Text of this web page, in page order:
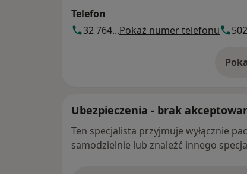
Telefon
32 764...Pokaż numer telefonu
Ubezpieczenia - brak
Ten specjalista przyjmuje wyłącznie
samodzielnie lub znaleźć innego